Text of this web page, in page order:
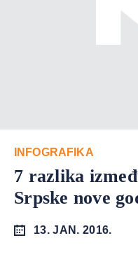
INFOGRAFIKA
7 razlika
Srpske nove
13. JAN. 2016.